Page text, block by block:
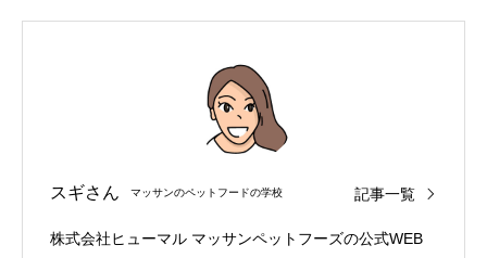
スギさん マッサンのペットフードの学校 記事一覧
株式会社ヒューマル マッサンペットフーズの公式WEB